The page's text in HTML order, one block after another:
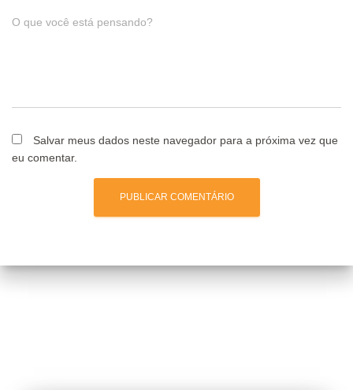
O que você está pensando?
Salvar meus dados neste navegador para a próxima vez que
eu comentar.